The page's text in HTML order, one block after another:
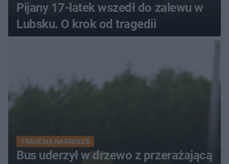
Pijany 17-latek wszedł do zalewu w
Lubsku. O krok od tragedii
TRAGEDIA NA DRODZE
Bus uderzył w drzewo z przerażającą